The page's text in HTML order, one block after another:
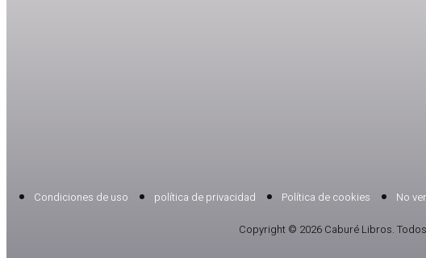
Condiciones de uso política de privacidad Política de cookies No
Copyright © 2026 Caburé Libros.